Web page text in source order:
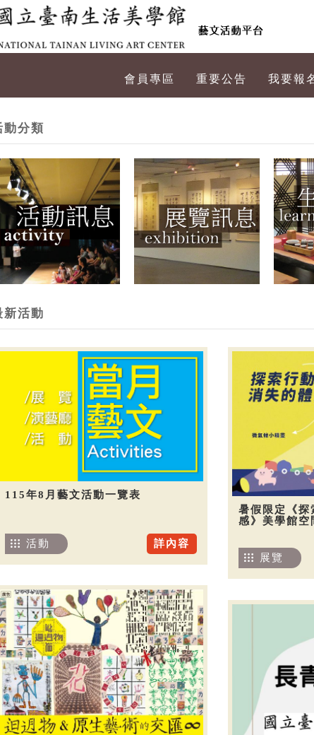
會員專區 重要公告 我要報
動分類
新活動
115年8月藝文活動一覽表
詳內容
活動
暑假限定《探
感》美學館空
展覽